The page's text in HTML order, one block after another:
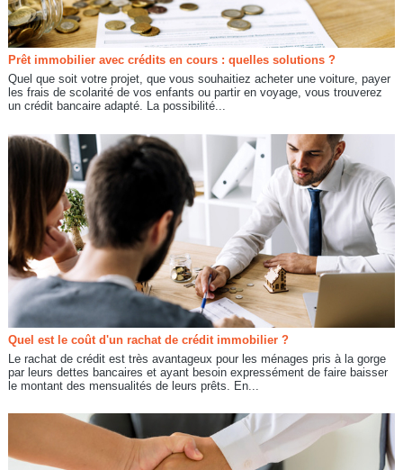
Prêt immobilier avec crédits en cours : quelles solutions ?
Quel que soit votre projet, que vous souhaitiez acheter une voiture, payer
les frais de scolarité de vos enfants ou partir en voyage, vous trouverez
un crédit bancaire adapté. La possibilité...
Quel est le coût d'un rachat de crédit immobilier ?
Le rachat de crédit est très avantageux pour les ménages pris à la gorge
par leurs dettes bancaires et ayant besoin expressément de faire baisser
le montant des mensualités de leurs prêts. En...